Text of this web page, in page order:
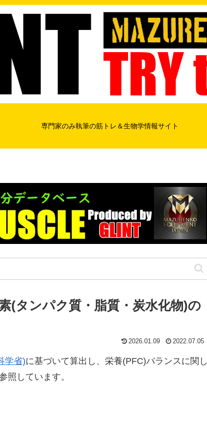
専門家のみ執筆の筋トレ＆生物学情報サイト
(タンパク質・脂質・炭水化物)の
2026.01.09 2022.07.05
学省)に基づいて算出し、栄養(PFC)バランスに関し
照しています。